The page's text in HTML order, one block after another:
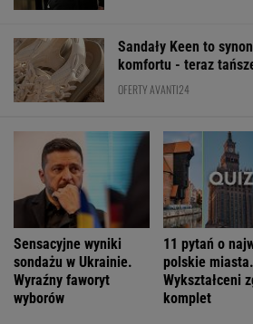
Sandały Keen to
komfortu - teraz
OFERTY AVANTI24
Sensacyjne wyniki
sondażu w Ukrainie.
Wyraźny faworyt
wyborów
11 pytań o
polskie miasta.
Wykształceni
komplet